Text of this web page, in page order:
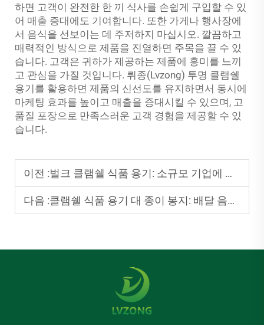
하면 고객이 완전한 한 끼 식사를 손쉽게 구입할 수 있
어 매출 증대에도 기여합니다. 또한 가게나 행사장에
서 음식을 선보이는 데 주저하지 마십시오. 깔끔하고
매력적인 방식으로 제품을 진열하면 주목을 끌 수 있
습니다. 고객은 귀하가 제공하는 제품에 흥미를 느끼
고 관심을 가질 것입니다. 뤼종(Lvzong) 투명 클램쉘
용기를 활용하면 제품의 신선도를 유지하면서 동시에
마케팅 효과를 높이고 매출을 증대시킬 수 있으며, 고
품질 포장으로 만족스러운 고객 경험을 제공할 수 있
습니다.
이전 :벌크 클램쉘 식품 용기: 소규모 기업에 경제적인 선택
다음 :클램쉘 식품 용기 대 종이 봉지: 배달 음식에 더 적합한 것은 무엇인가?